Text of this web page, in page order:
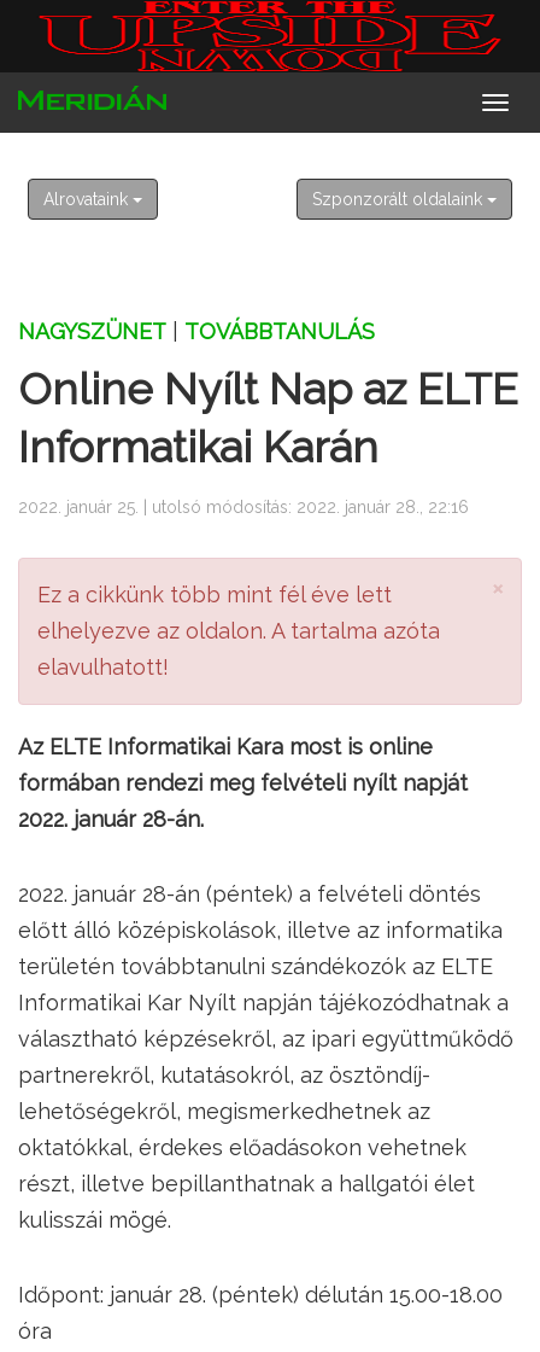
2026. augusztus 10. hétfő
Lőrinc
Alrovataink Szponzorált oldalaink
NAGYSZÜNET TOVÁBBTANULÁS
Online Nyílt Nap az ELTE
Informatikai Karán
2022. január 25. | utolsó módosítás: 2022. január 28., 22:16
×
Ez a cikkünk több mint fél éve lett
elhelyezve az oldalon. A tartalma azóta
elavulhatott!
Az ELTE Informatikai Kara most is online
formában rendezi meg felvételi nyílt napját
2022. január 28-án.
2022. január 28-án (péntek) a felvételi döntés
előtt álló középiskolások, illetve az informatika
területén továbbtanulni szándékozók az ELTE
Informatikai Kar Nyílt napján tájékozódhatnak a
választható képzésekről, az ipari együttműködő
partnerekről, kutatásokról, az ösztöndíj-
lehetőségekről, megismerkedhetnek az
oktatókkal, érdekes előadásokon vehetnek
részt, illetve bepillanthatnak a hallgatói élet
kulisszái mögé.
Időpont: január 28. (péntek) délután 15.00-18.00
óra